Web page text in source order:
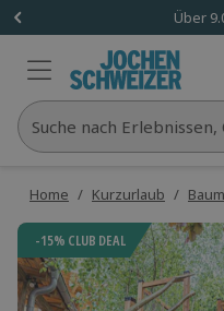
Über
Suche nach Erlebnissen,
Home / Kurzurlaub /
-15% CLUB DEAL